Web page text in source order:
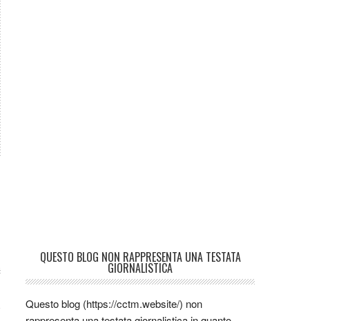
QUESTO BLOG NON RAPPRESENTA UNA TESTATA
GIORNALISTICA
Questo blog (https://cctm.website/) non